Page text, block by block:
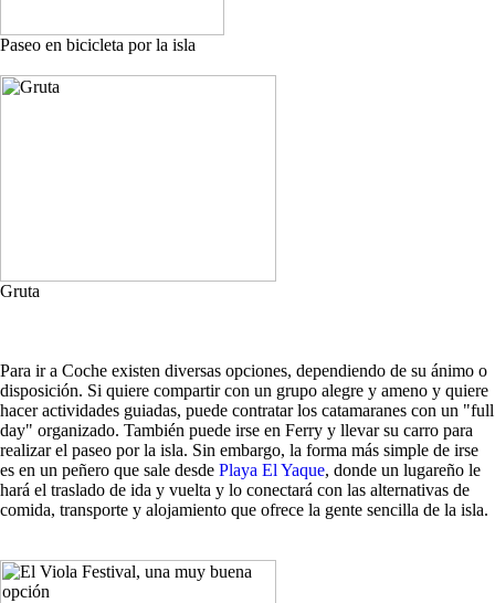
Paseo en bicicleta por la isla
Gruta
Para ir a Coche existen diversas opciones, dependiendo de su ánimo o
disposición. Si quiere compartir con un grupo alegre y ameno y quiere
hacer actividades guiadas, puede contratar los catamaranes con un "full
day" organizado. También puede irse en Ferry y llevar su carro para
realizar el paseo por la isla. Sin embargo, la forma más simple de irse
es en un peñero que sale desde Playa El Yaque, donde un lugareño le
hará el traslado de ida y vuelta y lo conectará con las alternativas de
comida, transporte y alojamiento que ofrece la gente sencilla de la isla.